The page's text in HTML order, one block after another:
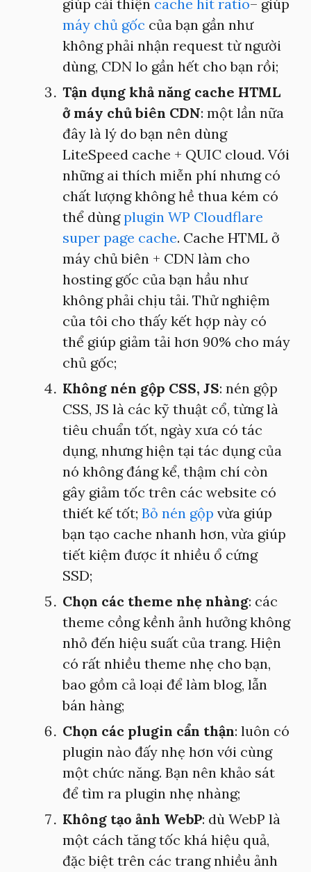
giúp cải thiện cache hit ratio– giúp
máy chủ gốc của bạn gần như
không phải nhận request từ người
dùng, CDN lo gần hết cho bạn rồi;
Tận dụng khả năng cache HTML
ở máy chủ biên CDN: một lần nữa
đây là lý do bạn nên dùng
LiteSpeed cache + QUIC cloud. Với
những ai thích miễn phí nhưng có
chất lượng không hề thua kém có
thể dùngplugin WP Cloudflare
super page cache. Cache HTML ở
máy chủ biên + CDN làm cho
hosting gốc của bạn hầu như
không phải chịu tải. Thử nghiệm
của tôi cho thấy kết hợp này có
thể giúp giảm tải hơn 90% cho máy
chủ gốc;
Không nén gộp CSS, JS: nén gộp
CSS, JS là các kỹ thuật cổ, từng là
tiêu chuẩn tốt, ngày xưa có tác
dụng, nhưng hiện tại tác dụng của
nó không đáng kể, thậm chí còn
gây giảm tốc trên các website có
thiết kế tốt; Bỏ nén gộp vừa giúp
bạn tạo cache nhanh hơn, vừa giúp
tiết kiệm được ít nhiều ổ cứng
SSD;
Chọn các theme nhẹ nhàng: các
theme cồng kềnh ảnh hưởng không
nhỏ đến hiệu suất của trang. Hiện
có rất nhiều theme nhẹ cho bạn,
bao gồm cả loại để làm blog, lẫn
bán hàng;
Chọn các plugin cẩn thận: luôn có
plugin nào đấy nhẹ hơn với cùng
một chức năng. Bạn nên khảo sát
để tìm ra plugin nhẹ nhàng;
Không tạo ảnh WebP: dù WebP là
một cách tăng tốc khá hiệu quả,
đặc biệt trên các trang nhiều ảnh